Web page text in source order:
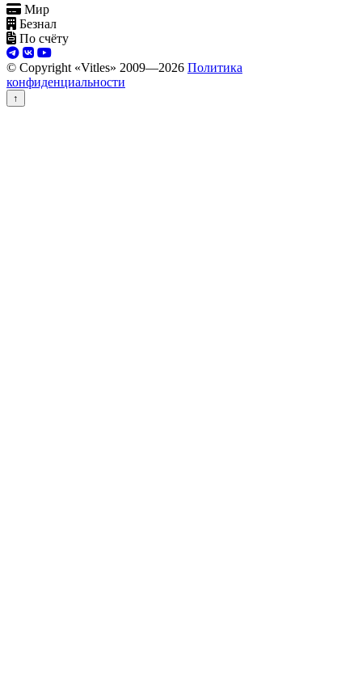
Мир
Безнал
По счёту
© Copyright «Vitles» 2009—2026 Политика
конфиденциальности
↑